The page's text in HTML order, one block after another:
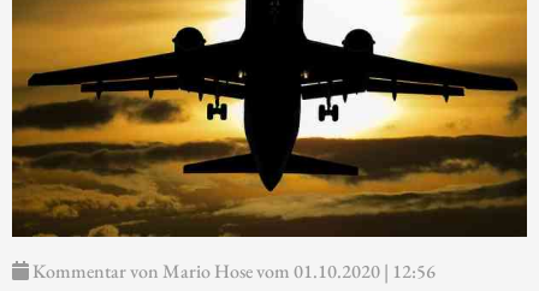
Kommentar von Mario Hose vom 01.10.2020 | 12:56